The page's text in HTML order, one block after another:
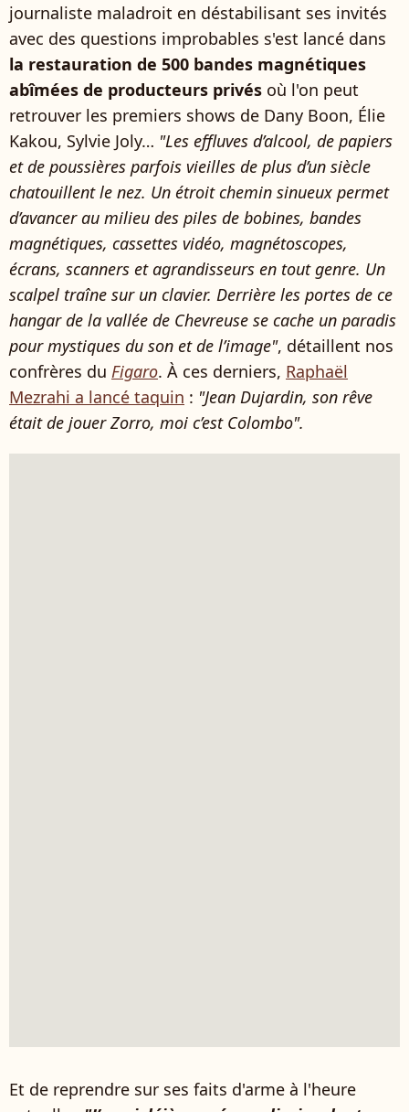
journaliste maladroit en déstabilisant ses invités
avec des questions improbables s'est lancé dans
la restauration de 500 bandes magnétiques
abîmées de producteurs privés où l'on peut
retrouver les premiers shows de Dany Boon, Élie
Kakou, Sylvie Joly… "Les effluves d’alcool, de papiers
et de poussières parfois vieilles de plus d’un siècle
chatouillent le nez. Un étroit chemin sinueux permet
d’avancer au milieu des piles de bobines, bandes
magnétiques, cassettes vidéo, magnétoscopes,
écrans, scanners et agrandisseurs en tout genre. Un
scalpel traîne sur un clavier. Derrière les portes de ce
hangar de la vallée de Chevreuse se cache un paradis
pour mystiques du son et de l’image", détaillent nos
confrères du Figaro. À ces derniers, Raphaël
Mezrahi a lancé taquin : "Jean Dujardin, son rêve
était de jouer Zorro, moi c’est Colombo".
Et de reprendre sur ses faits d'arme à l'heure